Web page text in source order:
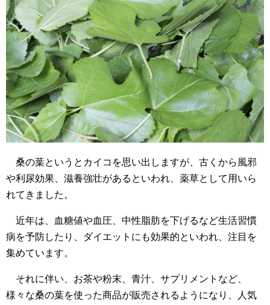
桑の葉というとカイコを思い出しますが、古くから風邪
や利尿効果、滋養強壮があるといわれ、薬草として用いら
れてきました。
近年は、血糖値や血圧、中性脂肪を下げるなど生活習慣
病を予防したり、ダイエットにも効果的といわれ、注目を
集めています。
それに伴い、お茶や粉末、青汁、サプリメントなど、
様々な桑の葉を使った商品が販売されるようになり、人気